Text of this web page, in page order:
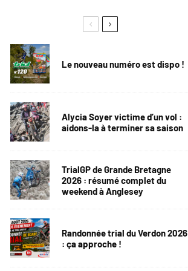
Le nouveau numéro est dispo !
Alycia Soyer victime d’un vol :
aidons-la à terminer sa saison
TrialGP de Grande Bretagne
2026 : résumé complet du
weekend à Anglesey
Randonnée trial du Verdon 2026
: ça approche !